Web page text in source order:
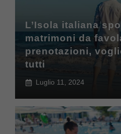
L’Isola italiana
matrimoni da
prenotazioni,
tutti
Luglio 11, 2024